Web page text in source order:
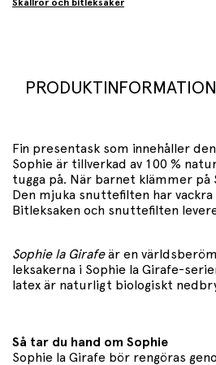
Skallror och bitleksaker
PRODUKTINFORMATION
Fin presentask som innehåller
Sophie är tillverkad av 100 %
tugga på. När barnet klämmer
Den mjuka snuttefilten har
Bitleksaken och snuttefilten
Sophie la Girafeär en
leksakerna i Sophie la Girafe-
latex är naturligt biologiskt
Så tar du hand om Sophie
Sophie la Girafe bör rengöras